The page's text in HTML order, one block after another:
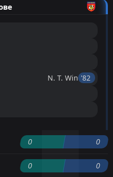
N. T. Win '82 ︎
0 0
0 0